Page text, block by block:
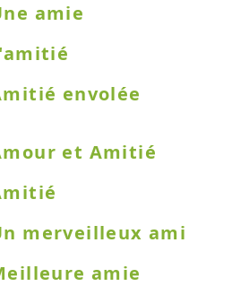
amie
envolée
et Amitié
merveilleux ami
amie